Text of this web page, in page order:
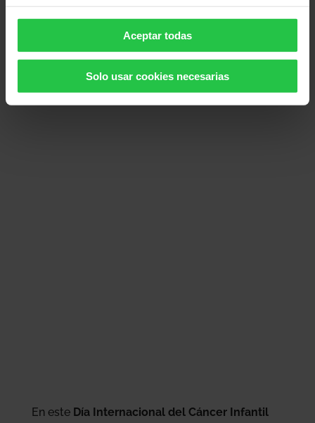
Aceptar todas
Solo usar cookies necesarias
En este Día Internacional del Cáncer Infantil